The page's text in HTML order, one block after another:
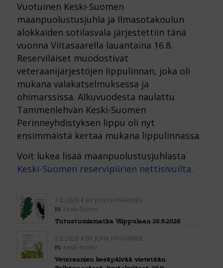
Vuotuinen Keski-Suomen
maanpuolustusjuhla ja Ilmasotakoulun
alokkaiden sotilasvala järjestettiin tänä
vuonna Viitasaarella lauantaina 16.8.
Reserviläiset muodostivat
veteraanijärjestöjen lippulinnan, joka oli
mukana valakatselmuksessa ja
ohimarssissa. Alkuvuodesta naulattu
Tammenlehvän Keski-Suomen
Perinneyhdistyksen lippu oli nyt
ensimmäistä kertaa mukana lippulinnassa.
Voit lukea lisää maanpuolustusjuhlasta
Keski-Suomen reservipiirien nettisivuilta.
7.8.2026 / BY JUHA HYVÄRINEN
IN Keski-Suomi
Tutustumismatka Vilppulaan 26.9.2026
5.8.2026 / BY JUHA HYVÄRINEN
IN Keski-Suomi
Veteraanien kesäpäivää vietetään